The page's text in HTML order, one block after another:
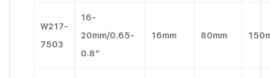
W217-
7503
16-
20mm/0.65-
0.8″
16mm 80mm